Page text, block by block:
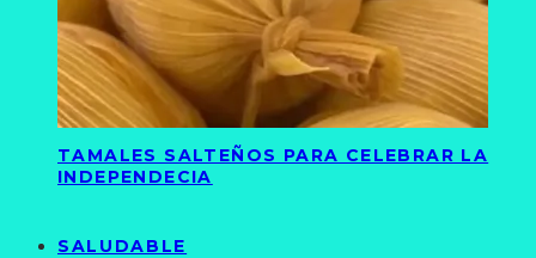
TAMALES SALTEÑOS PARA CELEBRAR LA
INDEPENDECIA
SALUDABLE